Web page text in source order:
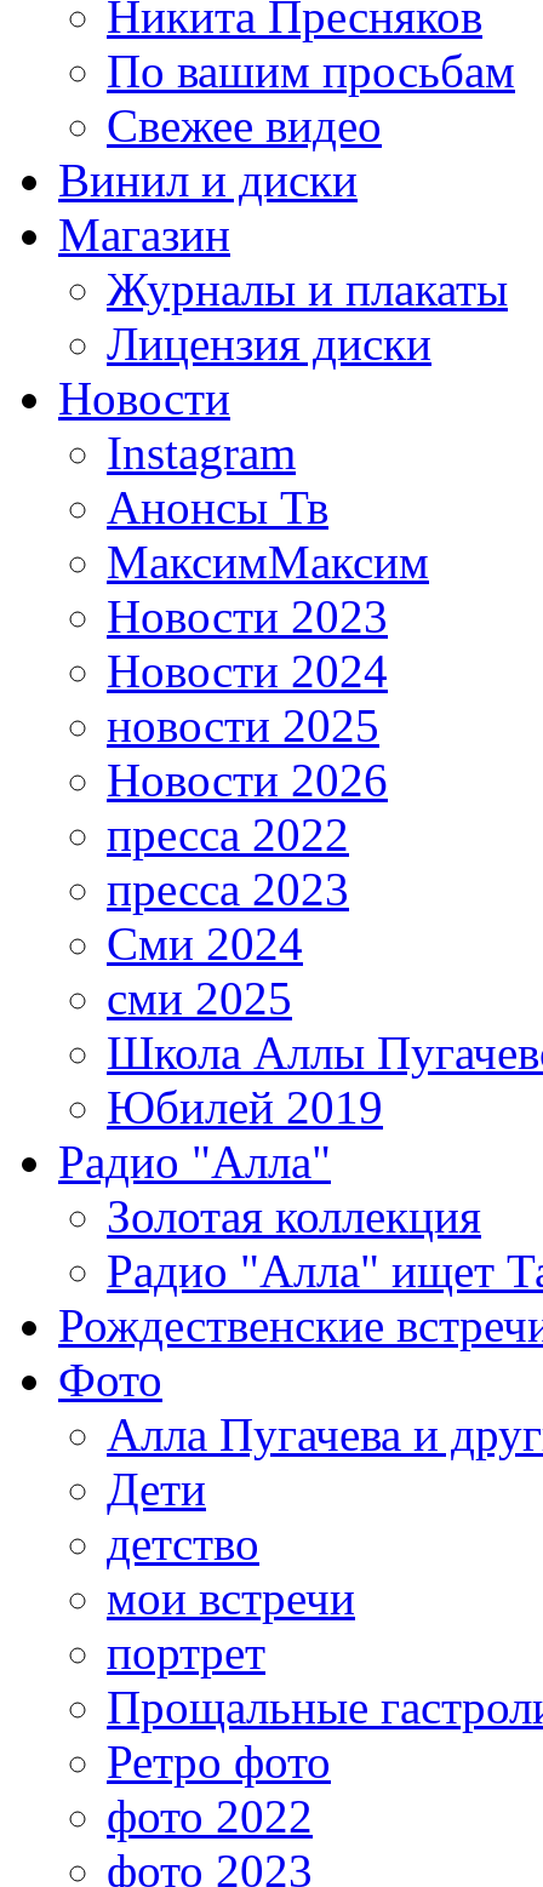
Никита Пресняков
По вашим просьбам
Свежее видео
Винил и диски
Магазин
Журналы и плакаты
Лицензия диски
Новости
Instagram
Анонсы Тв
МаксимМаксим
Новости 2023
Новости 2024
новости 2025
Новости 2026
пресса 2022
пресса 2023
Сми 2024
сми 2025
Школа Аллы
Юбилей 2019
Радио "Алла"
Золотая коллекция
Радио "Алла" ищет
Рождественские
Фото
Алла Пугачева и
Дети
детство
мои встречи
портрет
Прощальные
Ретро фото
фото 2022
фото 2023